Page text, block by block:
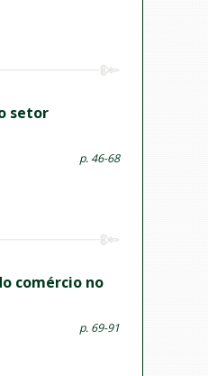
setor
p. 46-68
comércio no
p. 69-91